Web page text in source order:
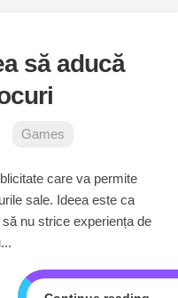
să aducă
Games
care va permite
sale. Ideea este ca
nu strice experiența de